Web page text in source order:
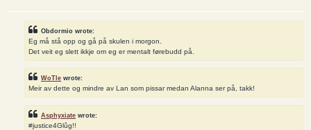
Obdormio wrote:
Eg må stå opp og gå på skulen i morgon.
Det veit eg slett ikkje om eg er mentalt førebudd på.
WoTle wrote:
Meir av dette og mindre av Lan som pissar medan Alanna ser på, takk!
Asphyxiate wrote:
#justice4Glûg!!